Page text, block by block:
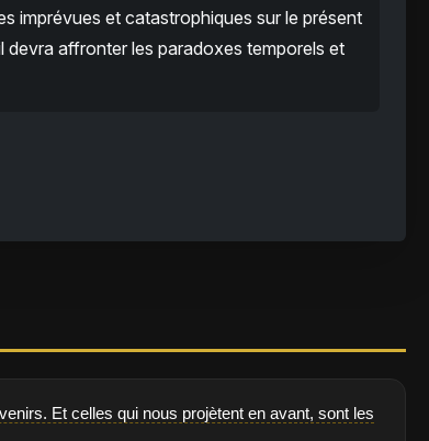
imprévues et catastrophiques sur le présent
devra affronter les paradoxes temporels et
Et celles qui nous projètent en avant, sont les